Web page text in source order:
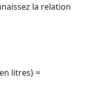
la relation
litres} =